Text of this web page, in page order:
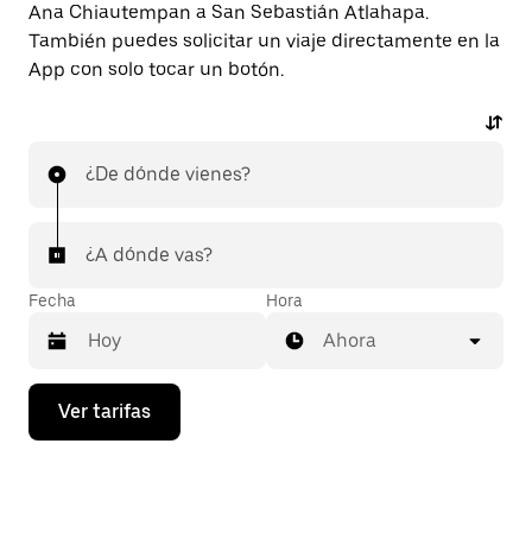
Ana Chiautempan a San Sebastián Atlahapa.
También puedes solicitar un viaje directamente en la
App con solo tocar un botón.
¿De dónde vienes?
¿A dónde vas?
Fecha
Presiona
flecha
Hora
Ahora
Ver tarifas